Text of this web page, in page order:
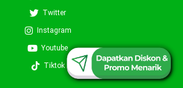
Twitter
Instagram
Youtube
Tiktok